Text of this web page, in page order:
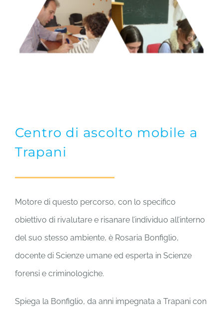
Centro di ascolto mobile a
Trapani
Motore di questo percorso, con lo specifico
obiettivo di rivalutare e risanare l’individuo all’interno
del suo stesso ambiente, è Rosaria Bonfiglio,
docente di Scienze umane ed esperta in Scienze
forensi e criminologiche.
Spiega la Bonfiglio, da anni impegnata a Trapani con